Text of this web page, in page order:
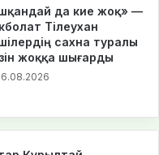
да кие жоқ» —
Тілеухан
сахна туралы
жоққа шығарды